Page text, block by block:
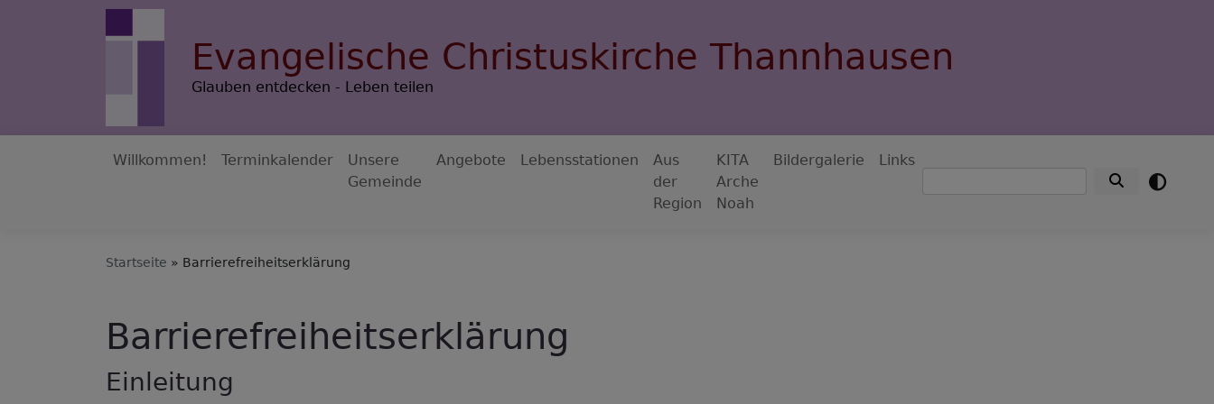
Evangelische Christuskirche Thannhausen
Glauben entdecken - Leben teilen
Willkommen! Terminkalender
Unsere
Gemeinde
Angebote Lebensstationen
Aus
der
Region
KITA
Arche
Noah
Bildergalerie
Links
Startseite Barrierefreiheitserklärung
Barrierefreiheitserklärung
Einleitung